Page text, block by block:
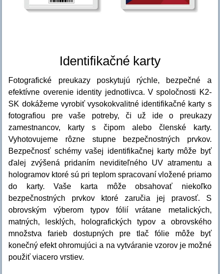
Identifikačné karty
Fotografické preukazy poskytujú rýchle, bezpečné a
efektívne overenie identity jednotlivca. V spoločnosti K2-
SK dokážeme vyrobiť vysokokvalitné identifikačné karty s
fotografiou pre vaše potreby, či už ide o preukazy
zamestnancov, karty s čipom alebo členské karty.
Vyhotovujeme rôzne stupne bezpečnostných prvkov.
Bezpečnosť schémy vašej identifikačnej karty môže byť
ďalej zvýšená pridaním neviditeľného UV atramentu a
hologramov ktoré sú pri teplom spracovaní vložené priamo
do karty. Vaše karta môže obsahovať niekoľko
bezpečnostných prvkov ktoré zaručia jej pravosť. S
obrovským výberom typov fólií vrátane metalických,
matných, lesklých, holografických typov a obrovského
množstva farieb dostupných pre tlač fólie môže byť
konečný efekt ohromujúci a na vytváranie vzorov je možné
použiť viacero vrstiev.